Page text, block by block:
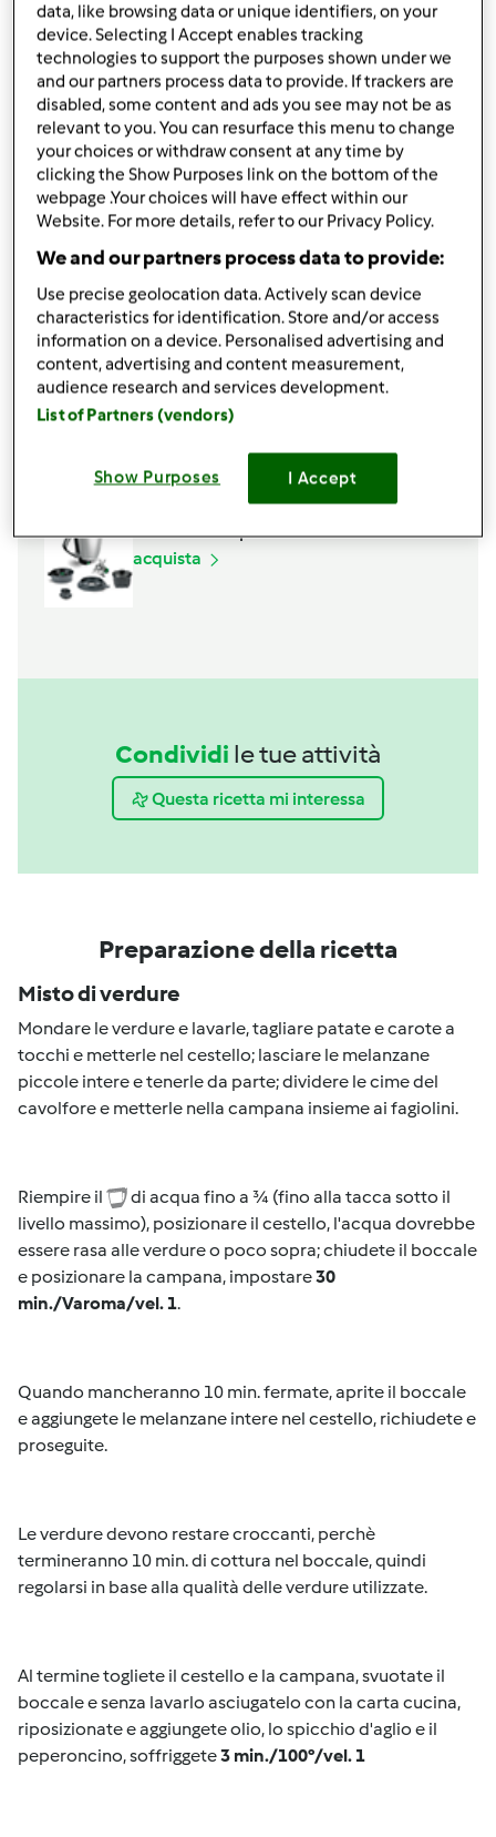
macinato
1cucchiainodi zucchero
sale q.b.
2vasettidi yogurt,bianco
Aggiungi alla lista della spesa
Accessori che ti serviranno
Varoma
acquista
Cestello
acquista
acquista
Boccale Completo TM6
acquista
Condividi le tue attività
Questa ricetta mi interessa
Preparazione della ricetta
Misto di verdure
Mondare le verdure e lavarle, tagliare patate e carote a
tocchi e metterle nel cestello; lasciare le melanzane
piccole intere e tenerle da parte; dividere le cime del
cavolfore e metterle nella campana insieme ai fagiolini.
Riempire il
di acqua fino a ¾ (fino alla tacca sotto il
livello massimo), posizionare il cestello, l'acqua dovrebbe
essere rasa alle verdure o poco sopra; chiudete il boccale
e posizionare la campana, impostare30
min./Varoma/vel. 1.
Quando mancheranno 10 min. fermate, aprite il boccale
e aggiungete le melanzane intere nel cestello, richiudete e
proseguite.
Le verdure devono restare croccanti, perchè
termineranno 10 min. di cottura nel boccale, quindi
regolarsi in base alla qualità delle verdure utilizzate.
Al termine togliete il cestello e la campana, svuotate il
boccale e senza lavarlo asciugatelo con la carta cucina,
riposizionate e aggiungete olio, lo spicchio d'aglio e il
peperoncino, soffriggete3 min./100°/vel. 1
data, like browsing data or unique identifiers, on your
device. Selecting I Accept enables tracking
technologies to support the purposes shown under we
and our partners process data to provide. If trackers are
disabled, some content and ads you see may not be as
relevant to you. You can resurface this menu to change
your choices or withdraw consent at any time by
clicking the Show Purposes link on the bottom of the
webpage .Your choices will have effect within our
Website. For more details, refer to our Privacy Policy.
We and our partners process data to provide:
Use precise geolocation data. Actively scan device
characteristics for identification. Store and/or access
information on a device. Personalised advertising and
content, advertising and content measurement,
audience research and services development.
List of Partners (vendors)
Show Purposes I Accept